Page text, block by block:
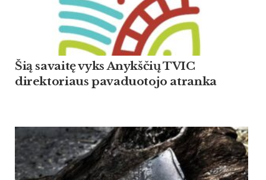
Šią savaitę vyks Anykščių TVIC
direktoriaus pavaduotojo atranka